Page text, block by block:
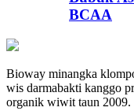
BCAA
Bioway minangka
wis darmabakti kanggo
organik wiwit taun 2009.